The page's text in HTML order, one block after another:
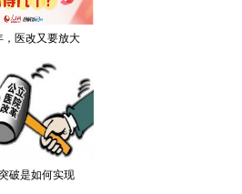
，医改又要放大
破是如何实现